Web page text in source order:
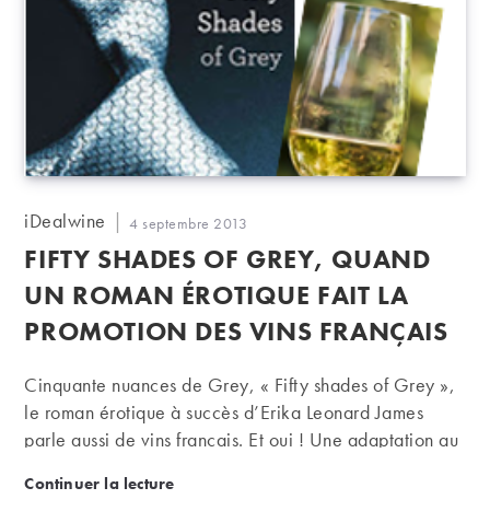
Auteur/autrice
la
publication :
iDealwine
Publication
publiée :
4 septembre 2013
FIFTY SHADES OF GREY, QUAND
UN ROMAN ÉROTIQUE FAIT LA
PROMOTION DES VINS FRANÇAIS
Cinquante nuances de Grey, « Fifty shades of Grey »,
le roman érotique à succès d’Erika Leonard James
parle aussi de vins français. Et oui ! Une adaptation au
espérant qu’elle participe à la promotion de nos bons
Continuer la lectureFifty Shades of Grey, quand un roman érotique fait